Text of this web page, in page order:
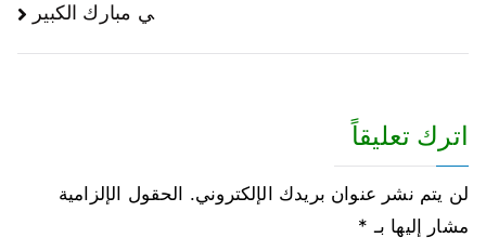
ي مبارك الكبير
اترك تعليقاً
لن يتم نشر عنوان بريدك الإلكتروني.
الحقول الإلزامية
مشار إليها بـ *